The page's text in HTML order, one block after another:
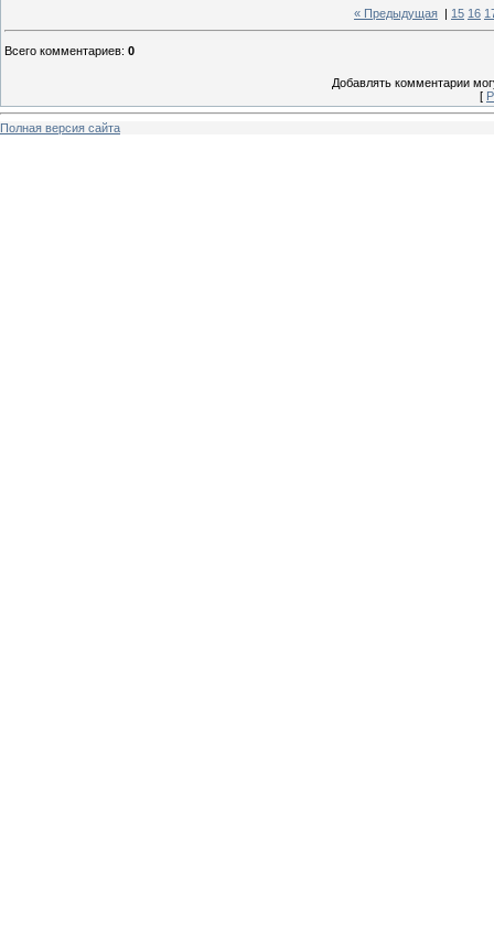
« Предыдущая 15 16
Всего комментариев: 0
Добавлять комментарии
[
Полная версия сайта